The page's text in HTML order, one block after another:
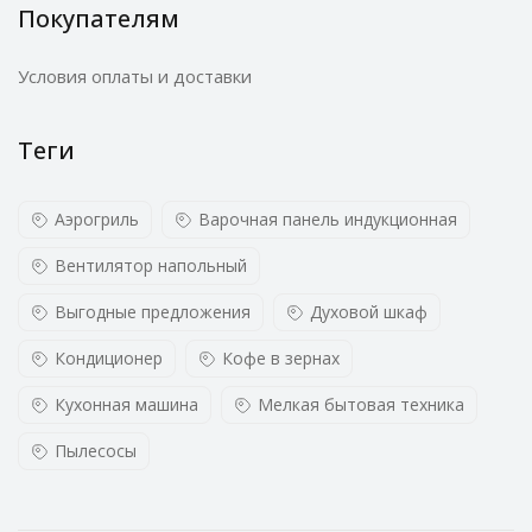
Покупателям
Условия оплаты и доставки
Теги
Аэрогриль Варочная панель индукционная
Вентилятор напольный
Выгодные предложения Духовой шкаф
Кондиционер Кофе в зернах
Кухонная машина Мелкая бытовая техника
Пылесосы